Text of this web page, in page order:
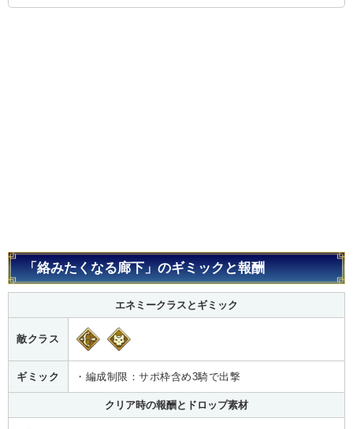
「絡みたくなる廊下」のギミックと報酬
エネミークラスとギミック
敵クラス
ギミック ・編成制限：サポ枠含め3騎で出撃
クリア時の報酬とドロップ素材